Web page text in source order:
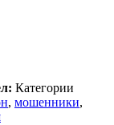
Категории
, мошенники,